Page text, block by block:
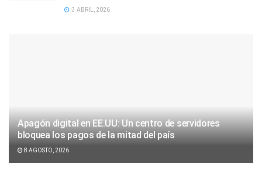
3 ABRIL, 2026
Apagón digital en EE.UU: Un centro de servidores
bloquea los pagos de la mitad del país
8 AGOSTO, 2026